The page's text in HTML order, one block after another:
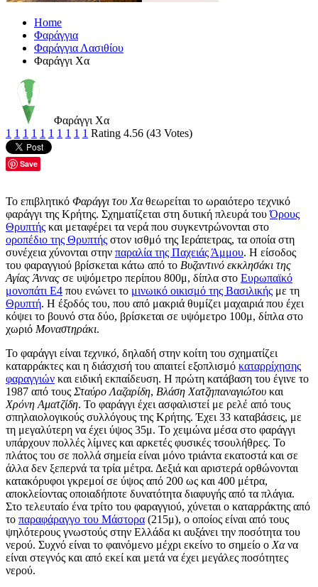
Home
Φαράγγια
Φαράγγια Λασιθίου
Φαράγγι Χα
Φαράγγι Χα
1 1 1 1 1 1 1 1 1 1 Rating 4.56 (43 Votes)
Save
Το επιβλητικό Φαράγγι του Χαθεωρείται το ωραιότερο τεχνικό
φαράγγι της Κρήτης. Σχηματίζεται στη δυτική πλευρά τουΌρους
Θρυπτής και μεταφέρει τα νερά που συγκεντρώνονται στο
οροπέδιο της Θρυπτής στον ισθμό της Ιεράπετρας, τα οποία στη
συνέχεια χύνονται στην παραλία της Παχειάς Άμμου. Η είσοδος
του φαραγγιού βρίσκεται κάτω από το Βυζαντινό εκκλησάκι της
Αγίας Άννας σε υψόμετρο περίπου 800μ, δίπλα στο Ευρωπαϊκό
μονοπάτι Ε4 που ενώνει το μινωικό οικισμό της Βασιλικής με τη
Θρυπτή. Η έξοδός του, που από μακριά θυμίζει μαχαιριά που έχει
κόψει το βουνό στα δύο, βρίσκεται σε υψόμετρο 100μ, δίπλα στο
χωριό Μοναστηράκι.
Το φαράγγι είναι τεχνικό, δηλαδή στην κοίτη του σχηματίζει
καταρράκτες και η διάσχισή του απαιτεί εξοπλισμό καταρρίχησης
φαραγγιών και ειδική εκπαίδευση. Η πρώτη κατάβαση του έγινε το
1987 από τους Σταύρο Λαζαρίδη, Βλάση Χατζηπαναγιώτου και
Χρόνη Αματζίδη. Το φαράγγι έχει ασφαλιστεί με ρελέ από τους
σπηλαιολογικούς συλλόγους της Κρήτης. Έχει 33 καταβάσεις, με
τη μεγαλύτερη να έχει ύψος 35μ. Το χειμώνα μέσα στο φαράγγι
υπάρχουν πολλές λίμνες και αρκετές φυσικές τσουλήθρες. Το
πλάτος του σε πολλά σημεία είναι μόνο τριάντα εκατοστά και σε
άλλα δεν ξεπερνά τα τρία μέτρα. Δεξιά και αριστερά ορθώνονται
κατακόρυφοι γκρεμοί σε ύψος από 200 ως και 400 μέτρα,
αποκλείοντας οποιαδήποτε δυνατότητα διαφυγής από τα πλάγια.
Στο τελευταίο ένα τρίτο του φαραγγιού, χύνεται ο καταρράκτης από
το παραφάραγγο του Μάστορα (215μ), ο οποίος είναι από τους
ψηλότερους γνωστούς στην Ελλάδα κι αυξάνει την ποσότητα του
νερού. Συχνό είναι το φαινόμενο μέχρι εκείνο το σημείο ο Χανα
είναι στεγνός και από εκεί και μετά να έχει μεγάλες ποσότητες
νερού.